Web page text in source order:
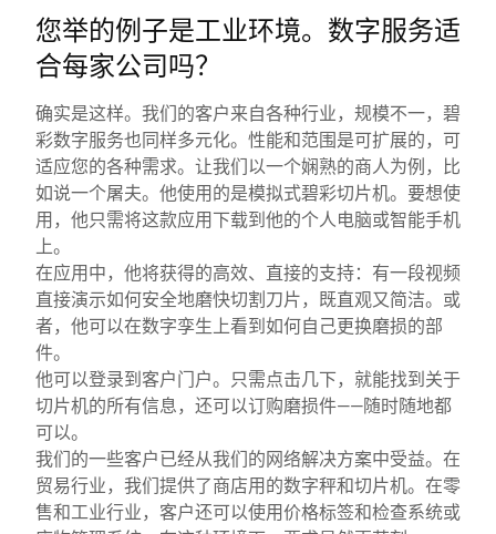
您举的例子是工业环境。数字服务适
合每家公司吗？
确实是这样。我们的客户来自各种行业，规模不一，碧
彩数字服务也同样多元化。性能和范围是可扩展的，可
适应您的各种需求。让我们以一个娴熟的商人为例，比
如说一个屠夫。他使用的是模拟式碧彩切片机。要想使
用，他只需将这款应用下载到他的个人电脑或智能手机
上。
在应用中，他将获得的高效、直接的支持：有一段视频
直接演示如何安全地磨快切割刀片，既直观又简洁。或
者，他可以在数字孪生上看到如何自己更换磨损的部
件。
他可以登录到客户门户。只需点击几下，就能找到关于
切片机的所有信息，还可以订购磨损件——随时随地都
可以。
我们的一些客户已经从我们的网络解决方案中受益。在
贸易行业，我们提供了商店用的数字秤和切片机。在零
售和工业行业，客户还可以使用价格标签和检查系统或